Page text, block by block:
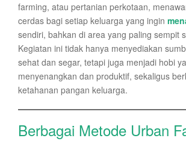
farming, atau pertanian perkotaan,
cerdas bagi setiap keluarga yang ingin
sendiri, bahkan di area yang paling sempit
Kegiatan ini tidak hanya menyediakan
sehat dan segar, tetapi juga menjadi hobi
menyenangkan dan produktif, sekaligus
ketahanan pangan keluarga.
Berbagai Metode Urban